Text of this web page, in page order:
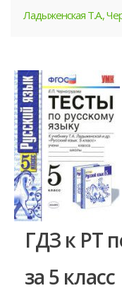
Ладыженская Т.А.,
ГДЗ к РТ
за 5 класс